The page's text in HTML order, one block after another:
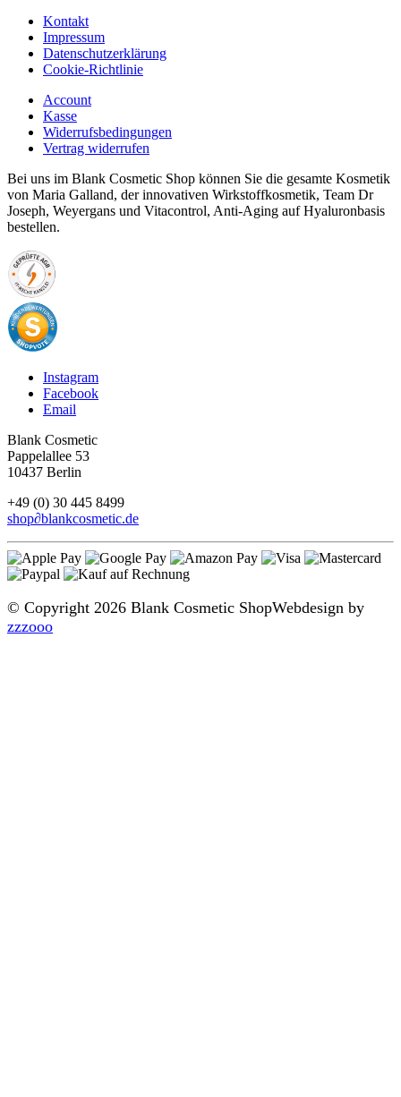
Kontakt
Impressum
Datenschutzerklärung
Cookie-Richtlinie
Account
Kasse
Widerrufsbedingungen
Vertrag widerrufen
Bei uns im Blank Cosmetic Shop können Sie die gesamte Kosmetik
von Maria Galland, der innovativen Wirkstoffkosmetik, Team Dr
Joseph, Weyergans und Vitacontrol, Anti-Aging auf Hyaluronbasis
bestellen.
Instagram
Facebook
Email
Blank Cosmetic
Pappelallee 53
10437 Berlin
+49 (0) 30 445 8499
shop∂blankcosmetic.de
© Copyright 2026 Blank Cosmetic ShopWebdesign by
zzzooo